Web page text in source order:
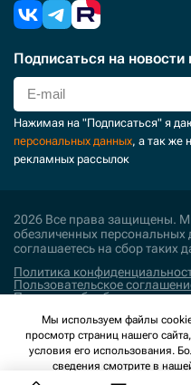
Подписаться на новости
Нажимая на "Подписаться" я
персональных данных, а так же
рекламных рассылок
2026 Все права защищены.
обезличенных персональных
соглашаетесь на сбор таких
Политика
Пользовательское
Политика обработки
Поддержка и развитие
Мы используем файлы
просмотр страниц нашего
условия его использования.
сведения смотрите в